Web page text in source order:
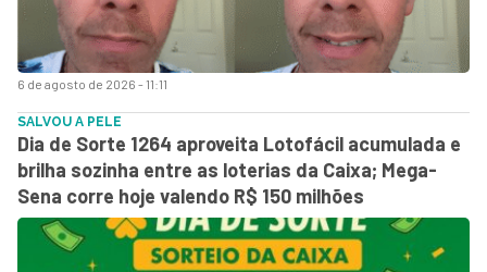
6 de agosto de 2026 - 11:11
SALVOU A PELE
Dia de Sorte 1264 aproveita Lotofácil acumulada e
brilha sozinha entre as loterias da Caixa; Mega-
Sena corre hoje valendo R$ 150 milhões